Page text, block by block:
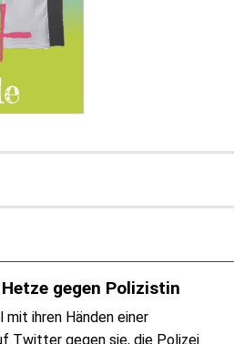
gegen Polizistin
ihren Händen einer
Twitter gegen sie, die Polizei